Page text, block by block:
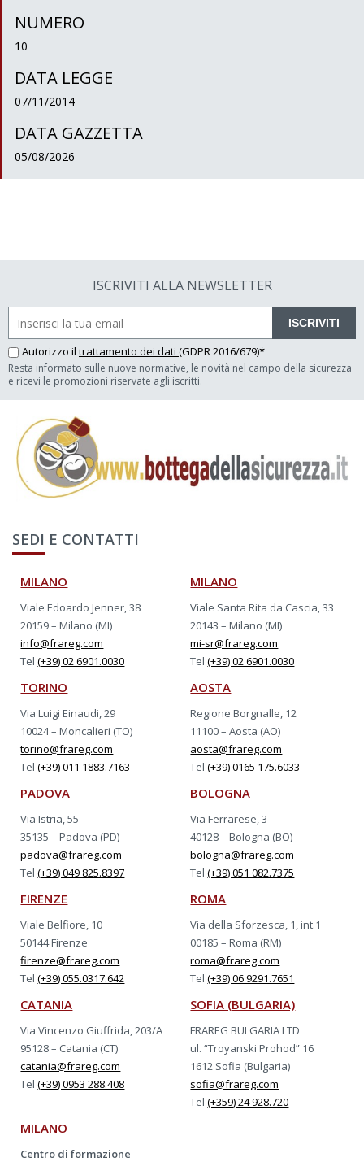
NUMERO
10
DATA LEGGE
07/11/2014
DATA GAZZETTA
05/08/2026
ISCRIVITI ALLA NEWSLETTER
ISCRIVITI
Autorizzo il trattamento dei dati (GDPR 2016/679)*
Resta informato sulle nuove normative, le novità nel campo della sicurezza
e ricevi le promozioni riservate agli iscritti.
SEDI E CONTATTI
MILANO
Viale Edoardo Jenner, 38
20159 – Milano (MI)
info@frareg.com
Tel(+39) 02 6901.0030
MILANO
Viale Santa Rita da Cascia, 33
20143 – Milano (MI)
mi-sr@frareg.com
Tel(+39) 02 6901.0030
TORINO
Via Luigi Einaudi, 29
10024 – Moncalieri (TO)
torino@frareg.com
Tel(+39) 011 1883.7163
AOSTA
Regione Borgnalle, 12
11100 – Aosta (AO)
aosta@frareg.com
Tel(+39) 0165 175.6033
PADOVA
Via Istria, 55
35135 – Padova (PD)
padova@frareg.com
Tel(+39) 049 825.8397
BOLOGNA
Via Ferrarese, 3
40128 – Bologna (BO)
bologna@frareg.com
Tel(+39) 051 082.7375
FIRENZE
Viale Belfiore, 10
50144 Firenze
firenze@frareg.com
Tel(+39) 055.0317.642
ROMA
Via della Sforzesca, 1, int.1
00185 – Roma (RM)
roma@frareg.com
Tel(+39) 06 9291.7651
CATANIA
Via Vincenzo Giuffrida, 203/A
95128 – Catania (CT)
catania@frareg.com
Tel(+39) 0953 288.408
SOFIA (BULGARIA)
FRAREG BULGARIA LTD
ul. “Troyanski Prohod” 16
1612 Sofia (Bulgaria)
sofia@frareg.com
Tel(+359) 24 928.720
MILANO
Centro di formazione